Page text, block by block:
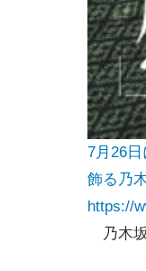
7月26
飾る乃
https://
乃木坂